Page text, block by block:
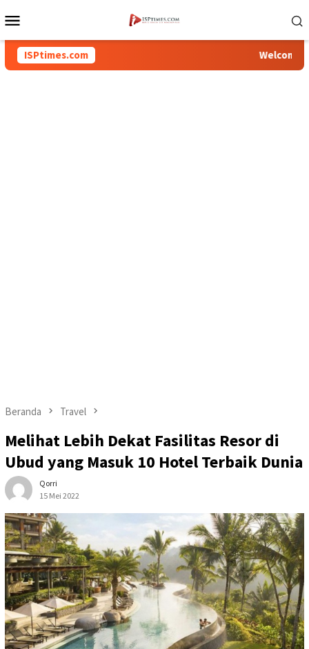
ke
Mobile
ISPtimes.com Welcome To
Beranda Travel
Melihat Lebih Dekat Fasilitas Resor di
Ubud yang Masuk 10 Hotel Terbaik Dunia
Qorri
15 Mei 2022